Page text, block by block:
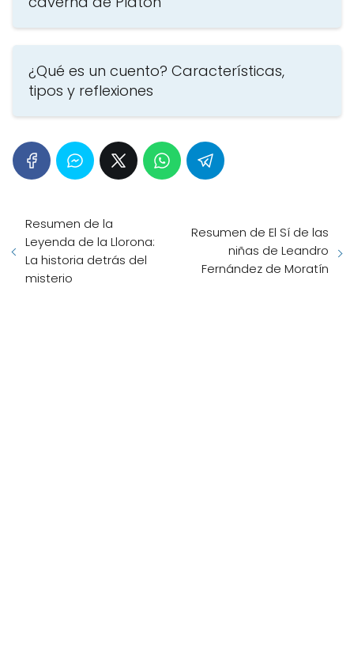
¿Qué es un cuento? Características,
tipos y reflexiones
Resumen de la
Leyenda de la Llorona:
La historia detrás del
misterio
Resumen de El Sí de las
niñas de Leandro
Fernández de Moratín